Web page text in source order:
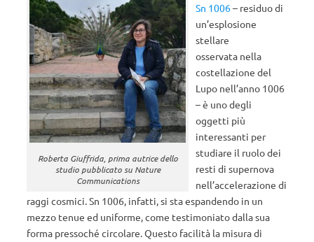
Roberta Giuffrida, prima autrice dello
studio pubblicato su Nature
Communications
Sn 1006– residuo di
un’esplosione
stellare
osservata nella
costellazione del
Lupo nell’anno 1006
– è uno degli
oggetti più
interessanti per
studiare il ruolo dei
resti di supernova
nell’accelerazione di
raggi cosmici. Sn 1006, infatti, si sta espandendo in un
mezzo tenue ed uniforme, come testimoniato dalla sua
forma pressoché circolare. Questo facilità la misura di